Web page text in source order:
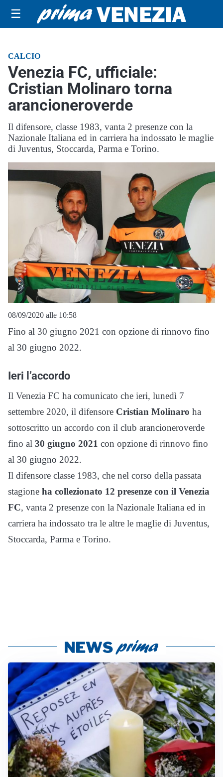
☰
CALCIO
Venezia FC, ufficiale:
Cristian Molinaro torna
arancioneroverde
Il difensore, classe 1983, vanta 2 presenze con la
Nazionale Italiana ed in carriera ha indossato le maglie
di Juventus, Stoccarda, Parma e Torino.
08/09/2020 alle 10:58
Fino al 30 giugno 2021 con opzione di rinnovo fino
al 30 giugno 2022.
Ieri l’accordo
Il Venezia FC ha comunicato che ieri, lunedì 7
settembre 2020, il difensore Cristian Molinaro ha
sottoscritto un accordo con il club arancioneroverde
fino al 30 giugno 2021 con opzione di rinnovo fino
al 30 giugno 2022.
Il difensore classe 1983, che nel corso della passata
stagione ha collezionato 12 presenze con il Venezia
FC, vanta 2 presenze con la Nazionale Italiana ed in
carriera ha indossato tra le altre le maglie di Juventus,
Stoccarda, Parma e Torino.